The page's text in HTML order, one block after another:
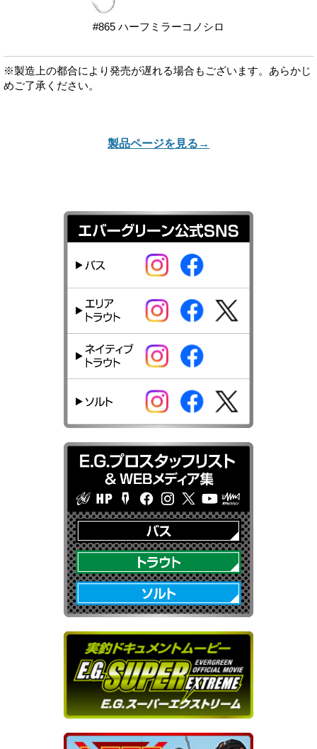
#865 ハーフミラーコノシロ
※製造上の都合により発売が遅れる場合もございます。あらかじ
めご了承ください。
製品ページを見る→